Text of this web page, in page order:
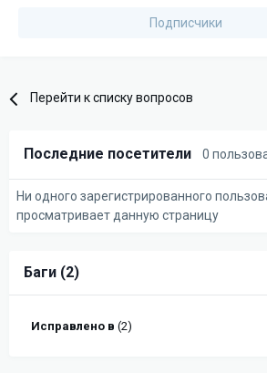
Подписчики
Перейти к списку вопросов
Последние посетители 0
Ни одного зарегистрированного
просматривает данную страницу
Баги (2)
Исправлено в (2)